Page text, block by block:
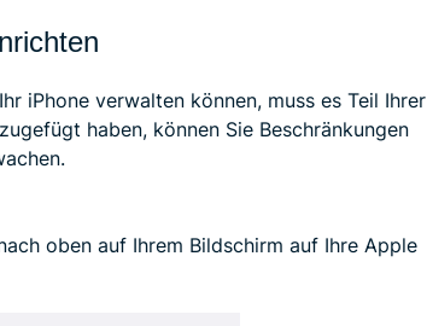
iPhone verwalten können, muss es Teil Ihrer
haben, können Sie Beschränkungen
oben auf Ihrem Bildschirm auf Ihre Apple